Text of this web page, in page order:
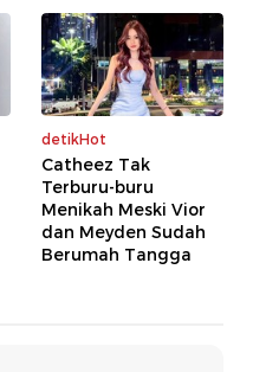
detikHot
Catheez Tak
Terburu-buru
Menikah Meski Vior
dan Meyden Sudah
Berumah Tangga